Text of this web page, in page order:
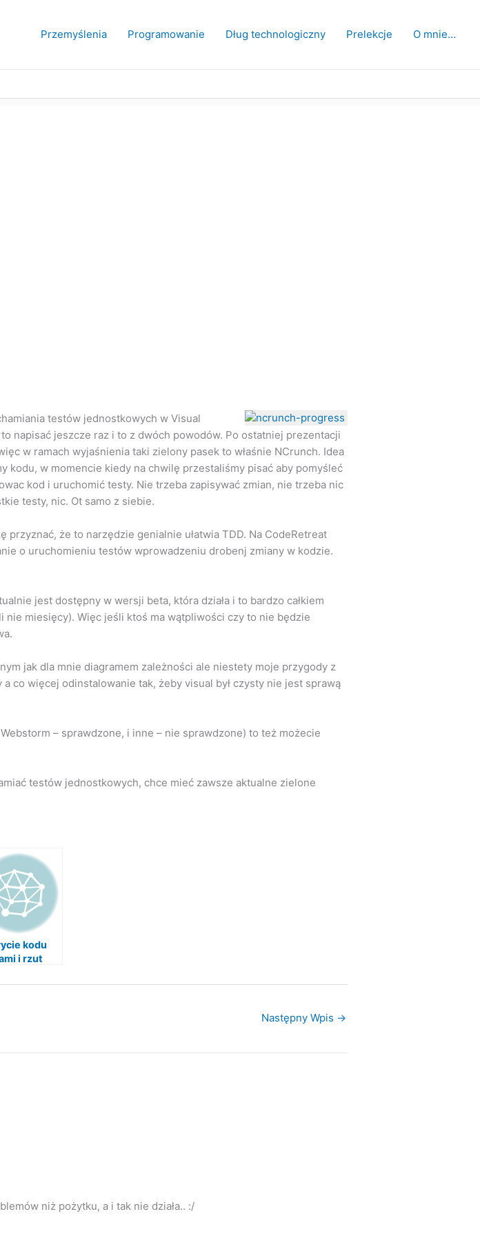
Przemyślenia Programowanie Dług technologiczny Prelekcje O mnie…
testów jednostkowych w Visual
napisać jeszcze raz i to z dwóch powodów. Po ostatniej prezentacji
w ramach wyjaśnienia taki zielony pasek to właśnie NCrunch. Idea
kodu, w momencie kiedy na chwilę przestaliśmy pisać aby pomyśleć
kod i uruchomić testy. Nie trzeba zapisywać zmian, nie trzeba nic
testy, nic. Ot samo z siebie.
przyznać, że to narzędzie genialnie ułatwia TDD. Na CodeRetreat
o uruchomieniu testów wprowadzeniu drobenj zmiany w kodzie.
jest dostępny w wersji beta, która działa i to bardzo całkiem
miesięcy). Więc jeśli ktoś ma wątpliwości czy to nie będzie
jak dla mnie diagramem zależności ale niestety moje przygody z
co więcej odinstalowanie tak, żeby visual był czysty nie jest sprawą
– sprawdzone, i inne – nie sprawdzone) to też możecie
testów jednostkowych, chce mieć zawsze aktualne zielone
kodu
i rzut
a
Następny Wpis →
niż pożytku, a i tak nie działa.. :/